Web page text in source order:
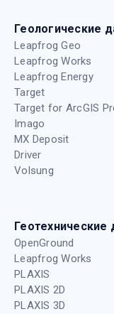
Геологические
Leapfrog Geo
Leapfrog Works
Leapfrog Energy
Target
Target for ArcGIS
Imago
MX Deposit
Driver
Volsung
Геотехнические
OpenGround
Leapfrog Works
PLAXIS
PLAXIS 2D
PLAXIS 3D